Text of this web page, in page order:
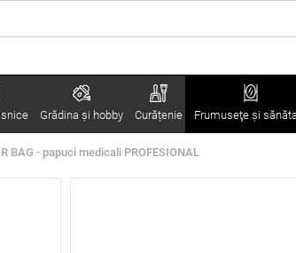
Grădina şi hobby Curățenie Frumuseţe şi
BAG - papuci medicali PROFESIONAL